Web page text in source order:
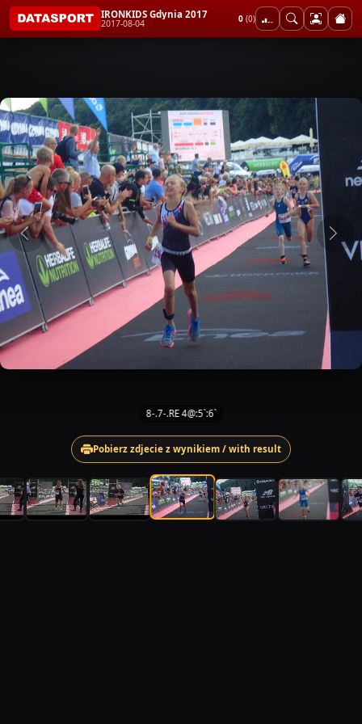
IRONKIDS Gdynia 2017
2017-08-04 0 (0)
8-.7-.RE 4@:5`:6`
Pobierz zdjecie z wynikiem / with result